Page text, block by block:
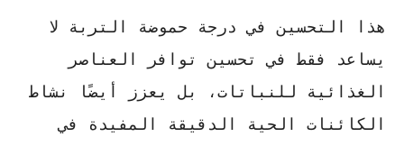
هذا التحسين في درجة حموضة التربة لا
يساعد فقط في تحسين توافر العناصر
الغذائية للنباتات، بل يعزز أيضًا نشاط
الكائنات الحية الدقيقة المفيدة في